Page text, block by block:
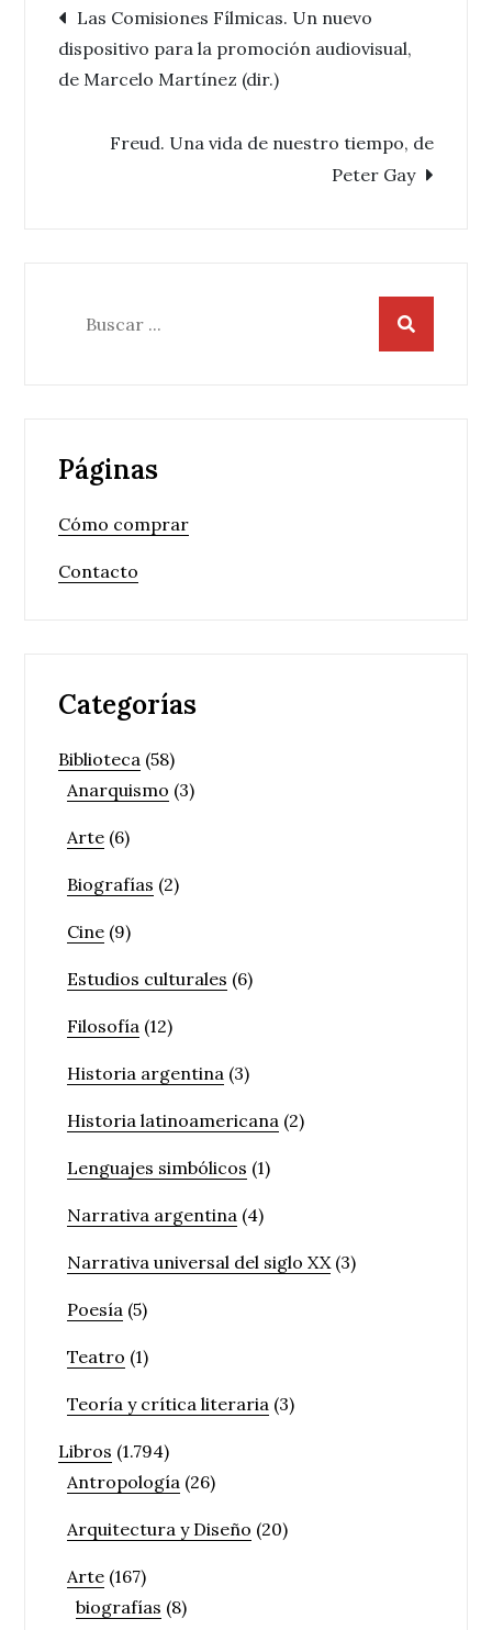
Navegación
de
entradas
Las Comisiones Fílmicas. Un nuevo
dispositivo para la promoción audiovisual,
de Marcelo Martínez (dir.)
Freud. Una vida de nuestro tiempo, de
Peter Gay
Páginas
Cómo comprar
Contacto
Categorías
Biblioteca (58)
Anarquismo (3)
Arte (6)
Biografías (2)
Cine (9)
Estudios culturales (6)
Filosofía (12)
Historia argentina (3)
Historia latinoamericana (2)
Lenguajes simbólicos (1)
Narrativa argentina (4)
Narrativa universal del siglo XX (3)
Poesía (5)
Teatro (1)
Teoría y crítica literaria (3)
Libros (1.794)
Antropología (26)
Arquitectura y Diseño (20)
Arte (167)
biografías (8)